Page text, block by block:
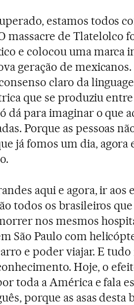
estamos todos
massacre de Tlatelolco
e colocou uma marca
geração de mexicanos.
claro da
que se produziu
dá para imaginar o que
Porque as pessoas
já fomos um dia, agora
aqui e agora, ir aos
todos os brasileiros
nos mesmos
São Paulo com
e poder viajar. E tudo
Hoje, o
toda a América e fala
porque as asas desta